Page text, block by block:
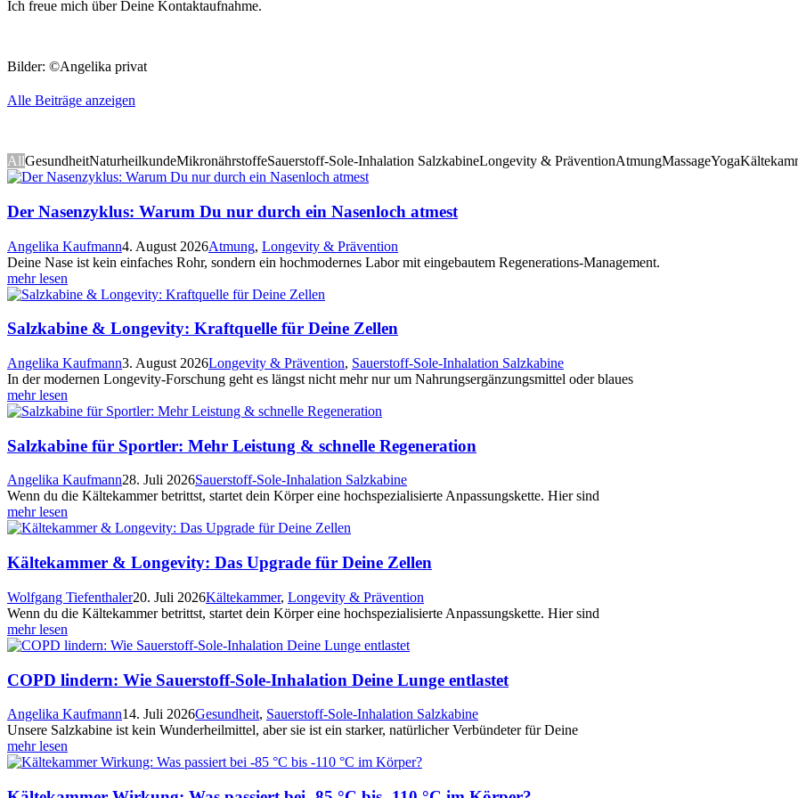
Ich freue mich über Deine Kontaktaufnahme.
Bilder: ©Angelika privat
Alle Beiträge anzeigen
AllGesundheitNaturheilkundeMikronährstoffeSauerstoff-Sole-Inhalation SalzkabineLongevity & PräventionAtmungMassageYoga
Der Nasenzyklus: Warum Du nur durch ein Nasenloch atmest
Angelika Kaufmann4. August 2026Atmung, Longevity & Prävention
Deine Nase ist kein einfaches Rohr, sondern ein hochmodernes Labor mit eingebautem Regenerations-Management.
mehr lesen
Salzkabine & Longevity: Kraftquelle für Deine Zellen
Angelika Kaufmann3. August 2026Longevity & Prävention, Sauerstoff-Sole-Inhalation Salzkabine
In der modernen Longevity-Forschung geht es längst nicht mehr nur um Nahrungsergänzungsmittel oder blaues
mehr lesen
Salzkabine für Sportler: Mehr Leistung & schnelle Regeneration
Angelika Kaufmann28. Juli 2026Sauerstoff-Sole-Inhalation Salzkabine
Wenn du die Kältekammer betrittst, startet dein Körper eine hochspezialisierte Anpassungskette. Hier sind
mehr lesen
Kältekammer & Longevity: Das Upgrade für Deine Zellen
Wolfgang Tiefenthaler20. Juli 2026Kältekammer, Longevity & Prävention
Wenn du die Kältekammer betrittst, startet dein Körper eine hochspezialisierte Anpassungskette. Hier sind
mehr lesen
COPD lindern: Wie Sauerstoff-Sole-Inhalation Deine Lunge entlastet
Angelika Kaufmann14. Juli 2026Gesundheit, Sauerstoff-Sole-Inhalation Salzkabine
Unsere Salzkabine ist kein Wunderheilmittel, aber sie ist ein starker, natürlicher Verbündeter für Deine
mehr lesen